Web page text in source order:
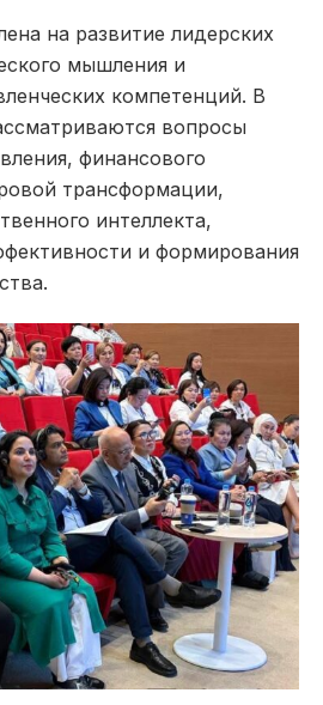
на развитие лидерских
мышления и
компетенций. В
вопросы
финансового
трансформации,
интеллекта,
и формирования